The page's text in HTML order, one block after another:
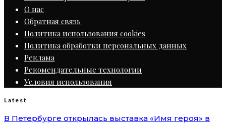
О нас
Обратная связь
Политика использования cookies
Политика обработки персональных данных
Реклама
Рекомендательные технологии
Условия использования
Latest
В Петербурге открылась выставка «Имя героя» в